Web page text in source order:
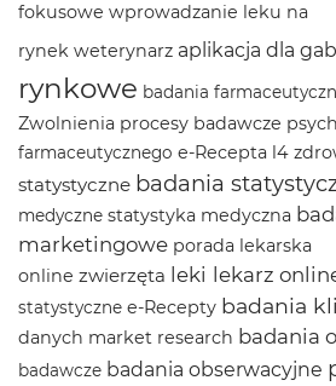
fokusowe wprowadzanie leku na
rynek weterynarz aplikacja dla
rynkowe badania
Zwolnienia procesy badawcze
farmaceutycznego e-Recepta l4
statystyczne badania
medyczne statystyka medyczna
marketingowe porada lekarska
online zwierzęta leki lekarz
statystyczne e-Recepty badania
danych market research badania
badawcze badania obserwacyjne